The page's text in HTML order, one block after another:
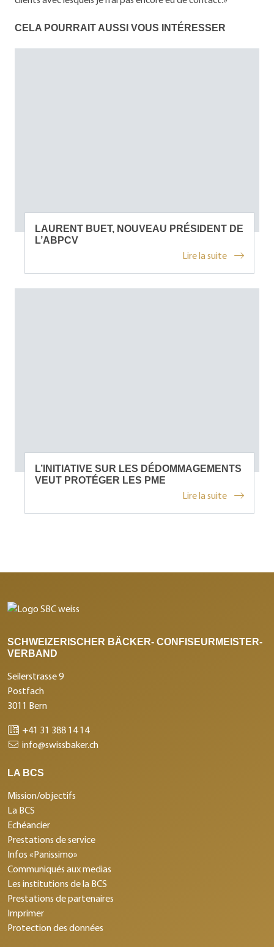
CELA POURRAIT AUSSI VOUS INTÉRESSER
LAURENT BUET, NOUVEAU PRÉSIDENT DE
L’ABPCV
Lire la suite
L’INITIATIVE SUR LES DÉDOMMAGEMENTS
VEUT PROTÉGER LES PME
Lire la suite
SCHWEIZERISCHER BÄCKER- CONFISEURMEISTER-
VERBAND
Seilerstrasse 9
Postfach
3011 Bern
+41 31 388 14 14
info@swissbaker.ch
LA BCS
Mission/objectifs
La BCS
Echéancier
Prestations de service
Infos «Panissimo»
Communiqués aux medias
Les institutions de la BCS
Prestations de partenaires
Imprimer
Protection des données